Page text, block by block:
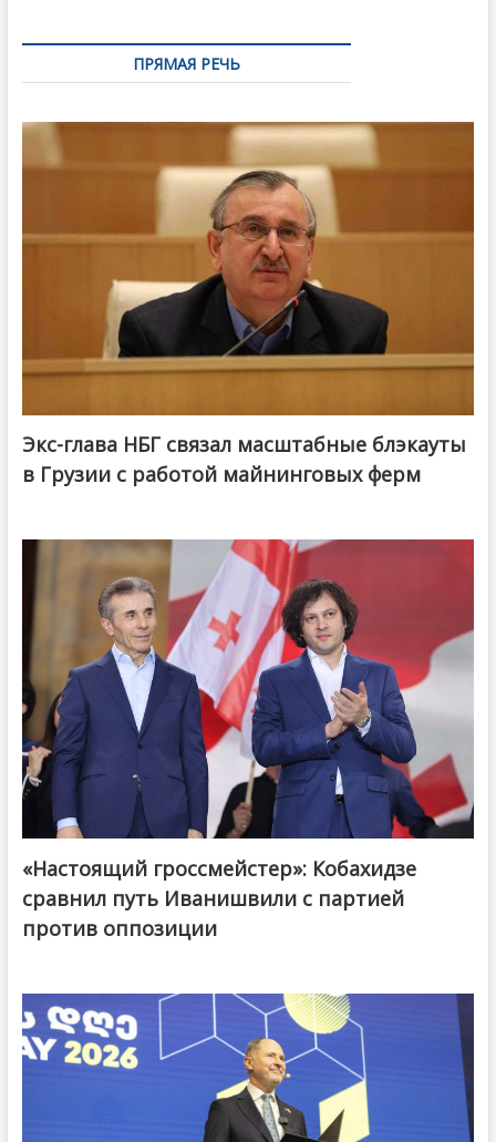
ПРЯМАЯ РЕЧЬ
Экс-глава НБГ связал масштабные блэкауты
в Грузии с работой майнинговых ферм
@ქართული ოცნება / Georgian Dream
«Настоящий гроссмейстер»: Кобахидзе
сравнил путь Иванишвили с партией
против оппозиции